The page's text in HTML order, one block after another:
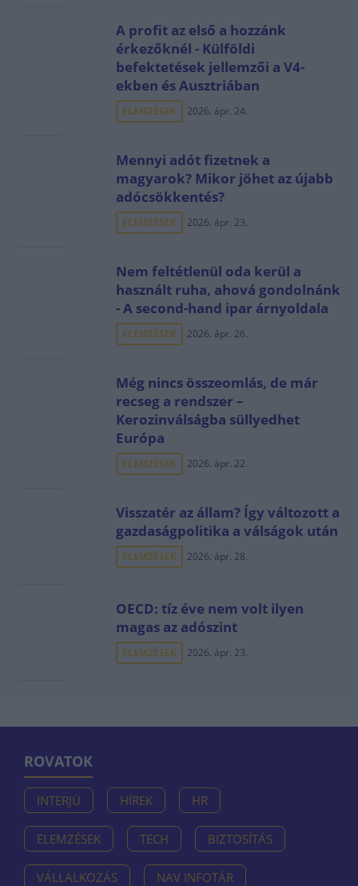
A profit az első a hozzánk
érkezőknél - Külföldi
befektetések jellemzői a V4-
ekben és Ausztriában
ELEMZÉSEK 2026. ápr. 24.
Mennyi adót fizetnek a
magyarok? Mikor jöhet az újabb
adócsökkentés?
ELEMZÉSEK 2026. ápr. 23.
Nem feltétlenül oda kerül a
használt ruha, ahová gondolnánk
- A second-hand ipar árnyoldala
ELEMZÉSEK 2026. ápr. 26.
Még nincs összeomlás, de már
recseg a rendszer –
Kerozinválságba süllyedhet
Európa
ELEMZÉSEK 2026. ápr. 22.
Visszatér az állam? Így változott a
gazdaságpolitika a válságok után
ELEMZÉSEK 2026. ápr. 28.
OECD: tíz éve nem volt ilyen
magas az adószint
ELEMZÉSEK 2026. ápr. 23.
ROVATOK
INTERJÚ HÍREK HR
ELEMZÉSEK TECH BIZTOSÍTÁS
VÁLLALKOZÁS NAV INFOTÁR